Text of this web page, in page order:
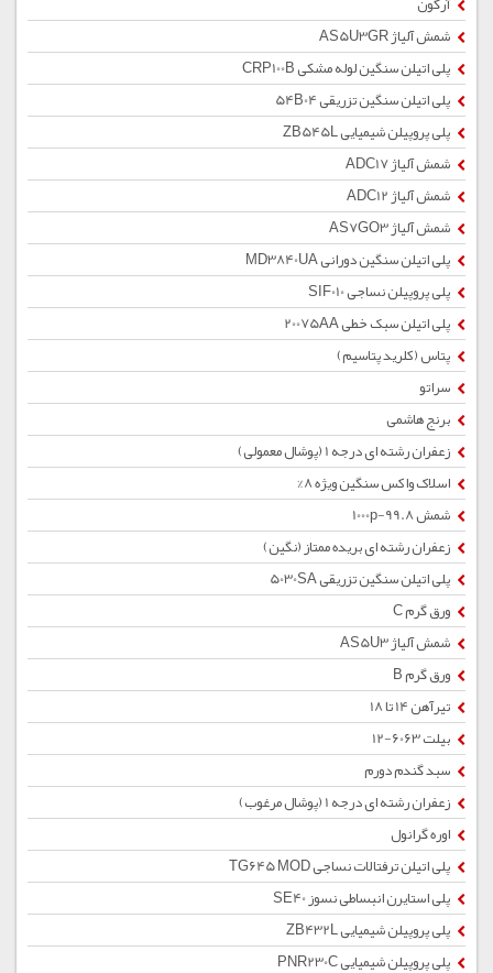
شمش آلیاژ AS5U3GR
پلی اتیلن سنگین لوله مشکی CRP100B
پلی اتیلن سنگین تزریقی 54B04
پلی پروپیلن شیمیایی ZB545L
شمش آلیاژ ADC17
شمش آلیاژ ADC12
شمش آلیاژ AS7GO3
پلی اتیلن سنگین دورانی MD3840UA
پلی پروپیلن نساجی SIF010
پلی اتیلن سبک خطی 20075AA
پتاس (کلرید پتاسیم)
سراتو
برنج هاشمی
زعفران رشته ای درجه 1 (پوشال معمولی)
اسلاک واکس سنگین ویژه 8%
شمش 1000p-99.8
زعفران رشته ای بریده ممتاز (نگین)
پلی اتیلن سنگین تزریقی 5030SA
ورق گرم C
شمش آلیاژ AS5U3
ورق گرم B
تیرآهن 14 تا 18
بیلت 6063-12
سبد گندم دورم
زعفران رشته ای درجه 1 (پوشال مرغوب)
اوره گرانول
پلی اتیلن ترفتالات نساجی TG645 MOD
پلی استایرن انبساطی نسوز SE40
پلی پروپیلن شیمیایی ZB432L
پلی پروپیلن شیمیایی PNR230C